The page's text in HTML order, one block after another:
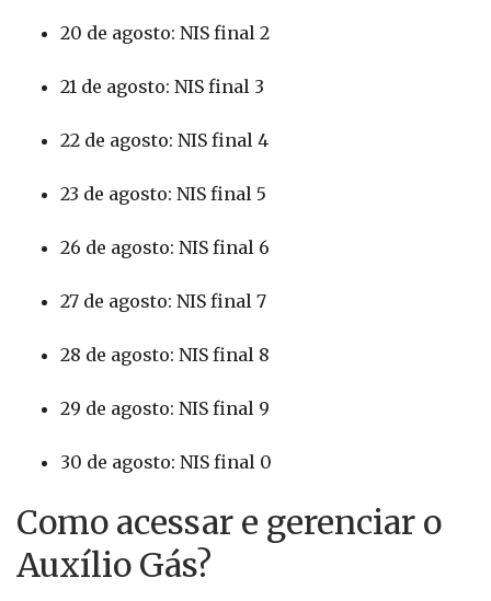
20 de agosto: NIS final 2
21 de agosto: NIS final 3
22 de agosto: NIS final 4
23 de agosto: NIS final 5
26 de agosto: NIS final 6
27 de agosto: NIS final 7
28 de agosto: NIS final 8
29 de agosto: NIS final 9
30 de agosto: NIS final 0
Como acessar e gerenciar o
Auxílio Gás?